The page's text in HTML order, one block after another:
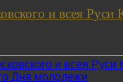
и всея